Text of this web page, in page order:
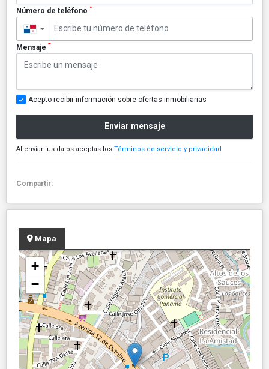
Número de teléfono *
▼
Mensaje *
Acepto recibir información sobre ofertas inmobiliarias
Enviar mensaje
Al enviar tus datos aceptas los Términos de servicio y privacidad
Compartir:
Mapa
+
−